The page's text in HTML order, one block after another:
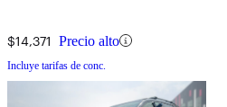
$14,371 Precio alto
Incluye tarifas de conc.